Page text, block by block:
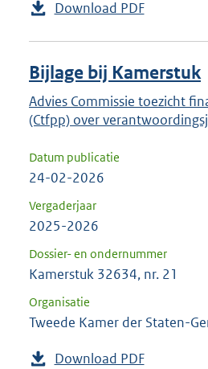
Download PDF
Bijlage bij Kamerstuk
Advies Commissie toezicht
(Ctfpp) over
Datum publicatie
24-02-2026
Vergaderjaar
2025-2026
Dossier- en ondernummer
Kamerstuk 32634, nr. 21
Organisatie
Tweede Kamer der Staten-
Download PDF